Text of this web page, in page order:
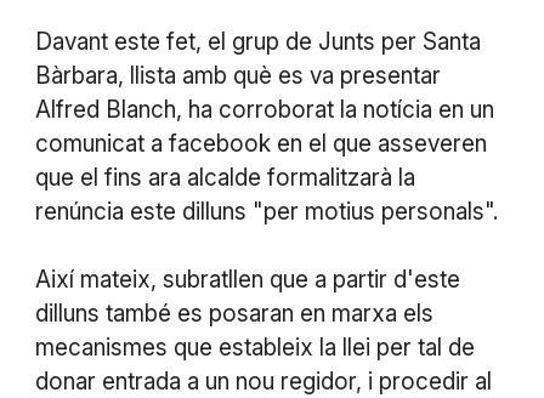
Davant este fet, el grup de Junts per Santa
Bàrbara, llista amb què es va presentar
Alfred Blanch, ha corroborat la notícia en un
comunicat a facebook en el que asseveren
que el fins ara alcalde formalitzarà la
renúncia este dilluns "per motius personals".
Així mateix, subratllen que a partir d'este
dilluns també es posaran en marxa els
mecanismes que estableix la llei per tal de
donar entrada a un nou regidor, i procedir al